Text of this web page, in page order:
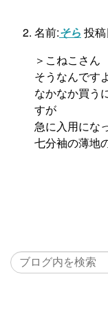
名前:そら 投
＞こねこさん
そうなんです
なかなか買う
すが
急に入用にな
七分袖の薄地